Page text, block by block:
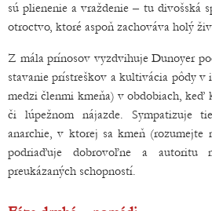
sú plienenie a vraždenie – tu divošská
otroctvo, ktoré aspoň zachováva holý
Z mála prínosov vyzdvihuje Dunoyer
stavanie prístreškov a kultivácia pôdy v
medzi členmi kmeňa) v obdobiach, keď
či lúpežnom nájazde. Sympatizuje
anarchie, v ktorej sa kmeň (rozumejte
podriaďuje dobrovoľne a autoritu
preukázaných schopností.